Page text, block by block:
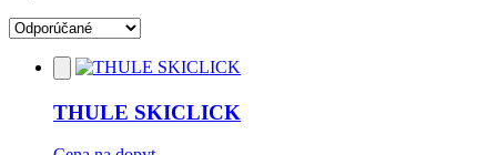
Pridať
do
THULE SKICLICK